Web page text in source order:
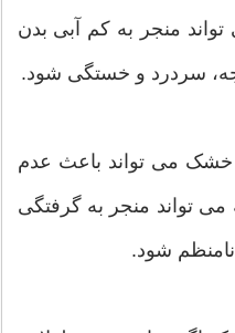
منجر به کم آبی بدن
سردرد و خستگی شود.
خشک می تواند باعث عدم
می تواند منجر به گرفتگی
شود.